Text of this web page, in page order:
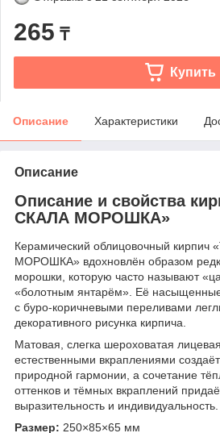
265 ₸
Купить
Описание Характеристики
Описание
Описание и свойства
СКАЛА МОРОШКА»
Керамический облицовочный
МОРОШКА» вдохновлён образом
морошки, которую часто называют
«болотным янтарём». Её
с буро-коричневыми переливами
декоративного рисунка кирпича.
Матовая, слегка шероховатая
естественными вкраплениями
природной гармонии, а сочетание
оттенков и тёмных вкраплений
выразительность и индивидуальность.
Размер: 250×85×65 мм